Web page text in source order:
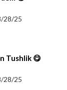
28/25
Tushlik 😋
28/25